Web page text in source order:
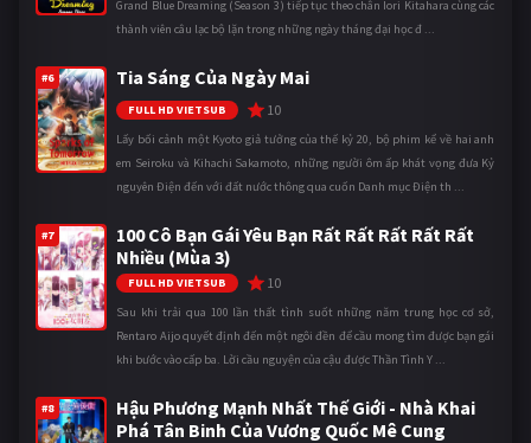
Grand Blue Dreaming (Season 3) tiếp tục theo chân Iori Kitahara cùng các
thành viên câu lạc bộ lặn trong những ngày tháng đại học đ ...
#6 Tia Sáng Của Ngày Mai
FULL HD VIETSUB 10
Lấy bối cảnh một Kyoto giả tưởng của thế kỷ 20, bộ phim kể về hai anh
em Seiroku và Kihachi Sakamoto, những người ôm ấp khát vọng đưa Kỷ
nguyên Điện đến với đất nước thông qua cuốn Danh mục Điện th ...
#7
100 Cô Bạn Gái Yêu Bạn Rất Rất Rất Rất Rất
Nhiều (Mùa 3)
FULL HD VIETSUB 10
Sau khi trải qua 100 lần thất tình suốt những năm trung học cơ sở,
Rentaro Aijo quyết định đến một ngôi đền để cầu mong tìm được bạn gái
khi bước vào cấp ba. Lời cầu nguyện của cậu được Thần Tình Y ...
#8
Hậu Phương Mạnh Nhất Thế Giới - Nhà Khai
Phá Tân Binh Của Vương Quốc Mê Cung